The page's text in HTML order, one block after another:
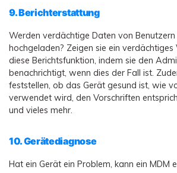
9. Berichterstattung
Werden verdächtige Daten von
hochgeladen? Zeigen sie ein verdächtiges
diese Berichtsfunktion, indem sie den
benachrichtigt, wenn dies der Fall ist.
feststellen, ob das Gerät gesund ist, wie
verwendet wird, den Vorschriften
und vieles mehr.
10. Gerätediagnose
Hat ein Gerät ein Problem, kann ein MDM